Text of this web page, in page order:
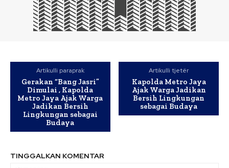
Artikulli paraprak
Gerakan “Bang Jasri”
Dimulai , Kapolda
Metro Jaya Ajak Warga
Jadikan Bersih
Lingkungan sebagai
Budaya
Artikulli tjetër
Kapolda Metro Jaya
Ajak Warga Jadikan
Bersih Lingkungan
sebagai Budaya
TINGGALKAN KOMENTAR